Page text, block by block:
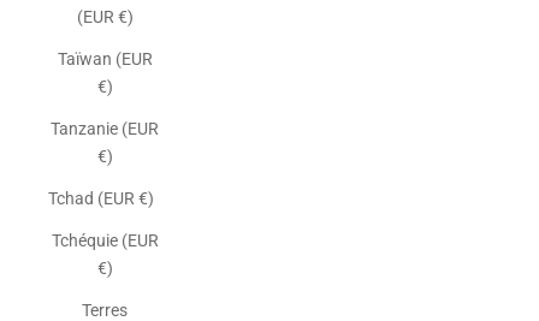
(EUR €)
Taïwan (EUR
€)
Tanzanie (EUR
€)
Tchad (EUR €)
Tchéquie (EUR
€)
Terres